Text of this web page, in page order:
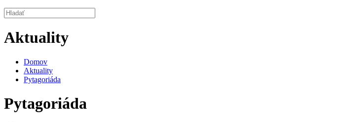
Aktuality
Domov
Aktuality
Pytagoriáda
Pytagoriáda